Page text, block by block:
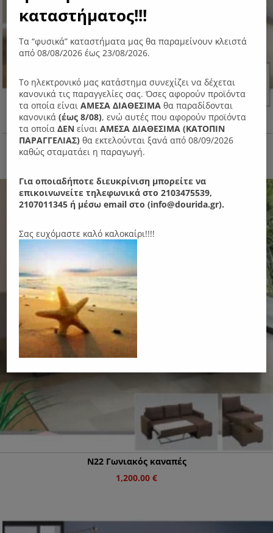
Ν14 Γωνιακός καναπές
1,350.00
Ν22 Γωνιακός καναπές
1,200.00 €
καταστήματος!!!
Τα “φυσικά” καταστήματα μας θα παραμείνουν κλειστά
από 08/08/2026 έως 23/08/2026.
Το ηλεκτρονικό μας κατάστημα συνεχίζει να δέχεται
κανονικά τις παραγγελίες σας. Όσες αφορούν προϊόντα
τα οποία είναιΑΜΕΣΑ ΔΙΑΘΕΣΙΜΑ θα παραδίδονται
κανονικά(έως 8/08), ενώ αυτές που αφορούν προϊόντα
τα οποίαΔΕΝ είναι ΑΜΕΣΑ ΔΙΑΘΕΣΙΜΑ (ΚΑΤΟΠΙΝ
ΠΑΡΑΓΓΕΛIΑΣ) θα εκτελούνται ξανά από 08/09/2026
καθώς σταματάει η παραγωγή.
Για οποιαδήποτε διευκρίνιση μπορείτε να
επικοινωνείτε τηλεφωνικά στο 2103475539,
2107011345 ή μέσω email στο (info@dourida.gr).
Σας ευχόμαστε καλό καλοκαίρι!!!!